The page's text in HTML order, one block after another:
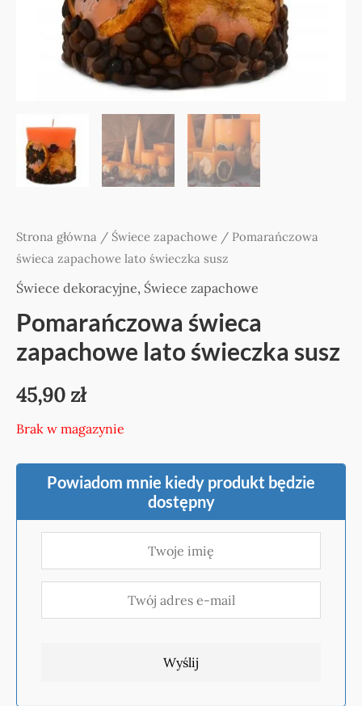
Strona główna / Świece zapachowe / Pomarańczowa
świeca zapachowe lato świeczka susz
Świece dekoracyjne, Świece zapachowe
Pomarańczowa świeca
zapachowe lato świeczka susz
45,90 zł
Brak w magazynie
Powiadom mnie kiedy produkt będzie
dostępny